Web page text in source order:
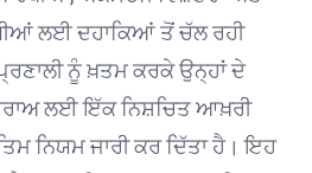
ਲਈ ਦਹਾਕਿਆਂ ਤੋਂ ਚੱਲ ਰਹੀ
ਨੂੰ ਖ਼ਤਮ ਕਰਕੇ ਉਨ੍ਹਾਂ ਦੇ
ਲਈ ਇੱਕ ਨਿਸ਼ਚਿਤ ਆਖ਼ਰੀ
ਨਿਯਮ ਜਾਰੀ ਕਰ ਦਿੱਤਾ ਹੈ। ਇਹ